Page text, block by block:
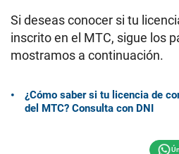
Si deseas conocer si tu
inscrito en el MTC, sigue los
mostramos a continuación.
¿Cómo saber si tu licencia de
del MTC? Consulta con DNI